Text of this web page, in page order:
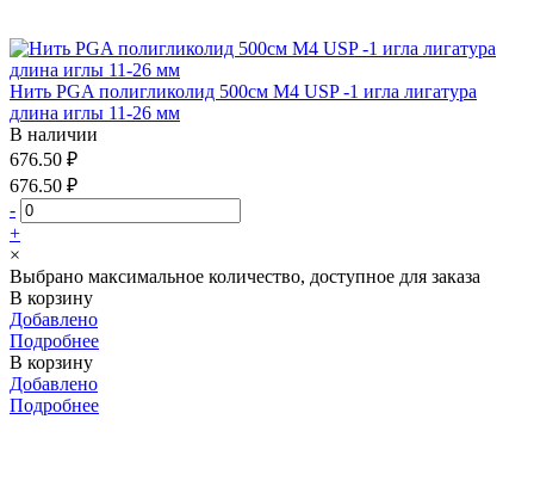
Нить PGA полигликолид 500см М4 USP -1 игла лигатура
длина иглы 11-26 мм
В наличии
676.50 ₽
676.50 ₽
-
+
×
Выбрано максимальное количество, доступное для заказа
В корзину
Добавлено
Подробнее
В корзину
Добавлено
Подробнее